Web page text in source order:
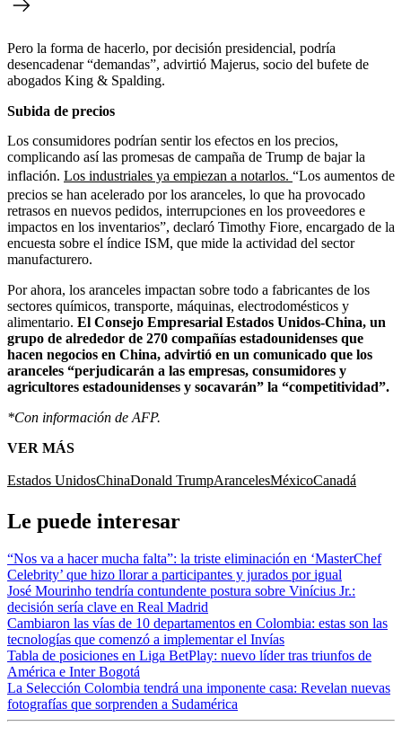
Pero la forma de hacerlo, por decisión presidencial, podría
desencadenar “demandas”, advirtió Majerus, socio del bufete de
abogados King & Spalding.
Subida de precios
Los consumidores podrían sentir los efectos en los precios,
complicando así las promesas de campaña de Trump de bajar la
inflación. Los industriales ya empiezan a notarlos. “Los aumentos de
precios se han acelerado por los aranceles, lo que ha provocado
retrasos en nuevos pedidos, interrupciones en los proveedores e
impactos en los inventarios”, declaró Timothy Fiore, encargado de la
encuesta sobre el índice ISM, que mide la actividad del sector
manufacturero.
Por ahora, los aranceles impactan sobre todo a fabricantes de los
sectores químicos, transporte, máquinas, electrodomésticos y
alimentario. El Consejo Empresarial Estados Unidos-China, un
grupo de alrededor de 270 compañías estadounidenses que
hacen negocios en China, advirtió en un comunicado que los
aranceles “perjudicarán a las empresas, consumidores y
agricultores estadounidenses y socavarán” la “competitividad”.
*Con información de AFP.
VER MÁS
Estados UnidosChinaDonald TrumpArancelesMéxicoCanadá
Le puede interesar
“Nos va a hacer mucha falta”: la triste eliminación en ‘MasterChef
Celebrity’ que hizo llorar a participantes y jurados por igual
José Mourinho tendría contundente postura sobre Vinícius Jr.:
decisión sería clave en Real Madrid
Cambiaron las vías de 10 departamentos en Colombia: estas son las
tecnologías que comenzó a implementar el Invías
Tabla de posiciones en Liga BetPlay: nuevo líder tras triunfos de
América e Inter Bogotá
La Selección Colombia tendrá una imponente casa: Revelan nuevas
fotografías que sorprenden a Sudamérica